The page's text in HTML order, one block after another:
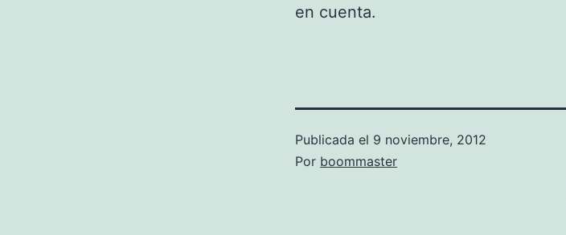
en cuenta.
Publicada el 9 noviembre, 2012
Por boommaster